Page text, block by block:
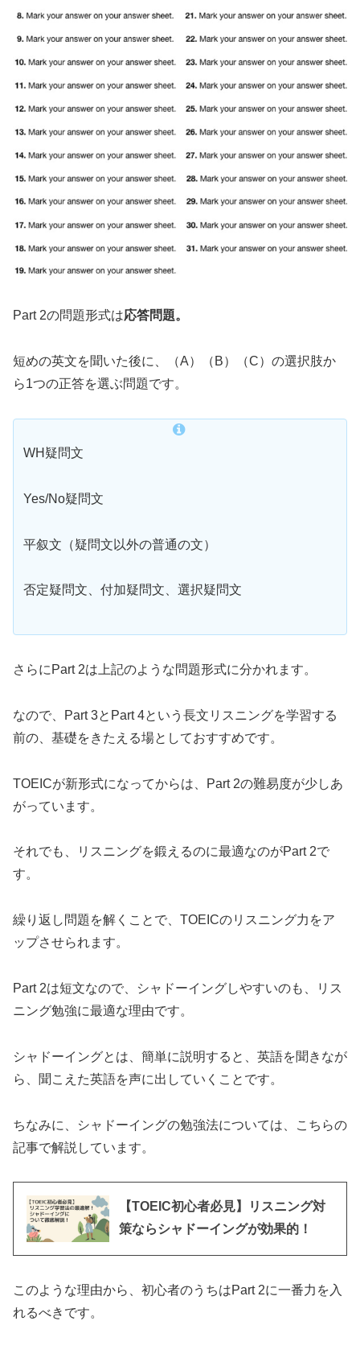
Part 2の問題形式は応答問題。
短めの英文を聞いた後に、（A）（B）（C）の選択肢か
ら1つの正答を選ぶ問題です。
WH疑問文
Yes/No疑問文
平叙文（疑問文以外の普通の文）
否定疑問文、付加疑問文、選択疑問文
さらにPart 2は上記のような問題形式に分かれます。
なので、Part 3とPart 4という長文リスニングを学習する
前の、基礎をきたえる場としておすすめです。
TOEICが新形式になってからは、Part 2の難易度が少しあ
がっています。
それでも、リスニングを鍛えるのに最適なのがPart 2で
す。
繰り返し問題を解くことで、TOEICのリスニング力をア
ップさせられます。
Part 2は短文なので、シャドーイングしやすいのも、リス
ニング勉強に最適な理由です。
シャドーイングとは、簡単に説明すると、英語を聞きなが
ら、聞こえた英語を声に出していくことです。
ちなみに、シャドーイングの勉強法については、こちらの
記事で解説しています。
【TOEIC初心者必見】リスニング対
策ならシャドーイングが効果的！
このような理由から、初心者のうちはPart 2に一番力を入
れるべきです。